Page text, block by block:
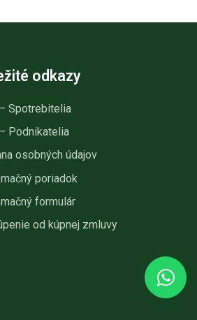
odkazy
Spotrebitelia
Podnikatelia
osobných údajov
poriadok
formulár
od kúpnej zmluvy